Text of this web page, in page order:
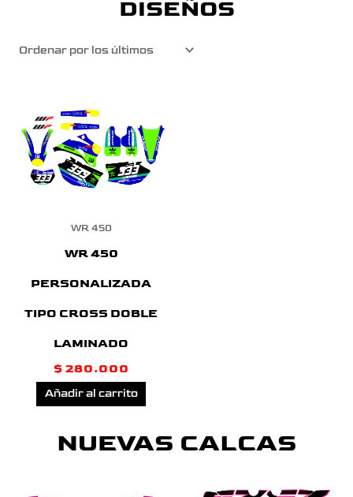
DISEÑOS
WR 450
WR 450
PERSONALIZADA
TIPO CROSS DOBLE
LAMINADO
$ 280.000
Añadir al carrito
NUEVAS CALCAS